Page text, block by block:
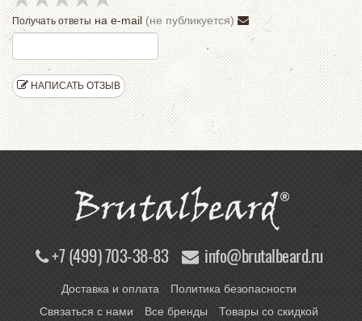
Получать ответы на e-mail (не публикуется)
НАПИСАТЬ ОТЗЫВ
+7 (499) 703-38-83 info@brutalbeard.ru
Доставка и оплата
Политика безопасности
Связаться с нами
Все бренды Товары со скидкой